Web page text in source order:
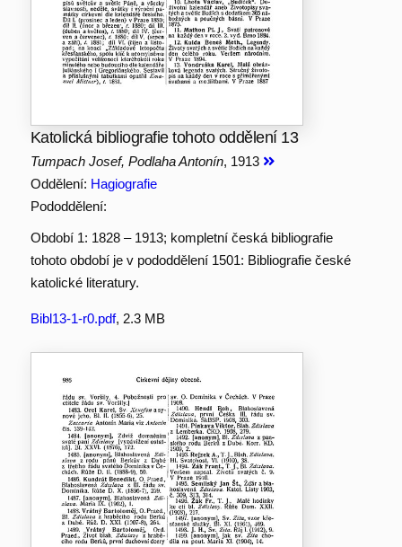
Katolická bibliografie tohoto oddělení 13
Tumpach Josef, Podlaha Antonín, 1913
Oddělení: Hagiografie
Pododdělení:
Období 1: 1828 – 1913; kompletní česká bibliografie
tohoto období je v pododdělení 1501: Bibliografie české
katolické literatury.
Bibl13-1-r0.pdf, 2.3 MB